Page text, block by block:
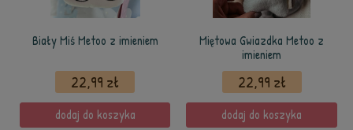
Biały Miś Metoo z imieniem
22,99 zł
dodaj do koszyka
Miętowa Gwiazdka Metoo z
imieniem
22,99 zł
dodaj do koszyka